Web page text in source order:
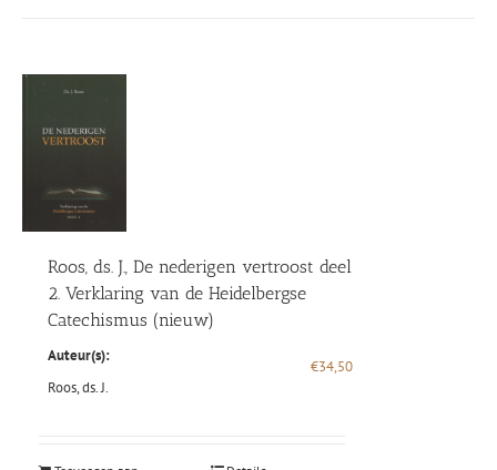
Roos, ds. J., De nederigen vertroost deel
2. Verklaring van de Heidelbergse
Catechismus (nieuw)
Auteur(s):
Roos, ds. J.
€34,50